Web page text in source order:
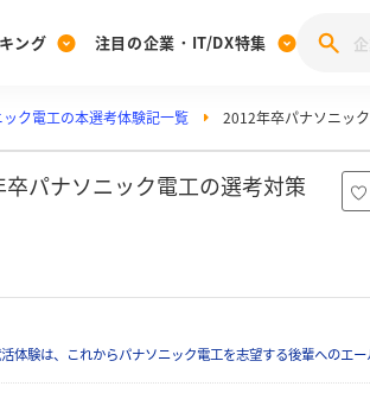
[27卒] 本選考体験記投稿キャンペーン
ング
みんなのDX企業就職ブランド調査
注目の企業・IT/DX特集
究
ク電工の本選考体験記一覧 2012年卒パナソニッ
パナソニック電工の選考対策
体験は、これからパナソニック電工を志望する後輩へのエー